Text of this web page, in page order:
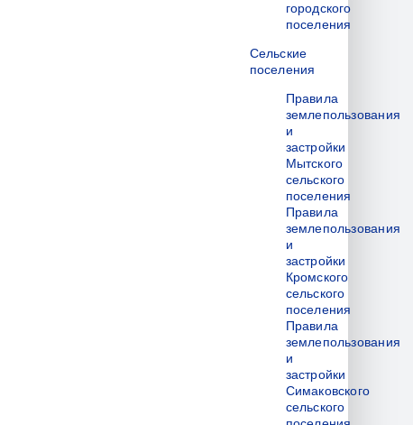
городского
поселения
Сельские
поселения
Правила
землепользования
и
застройки
Мытского
сельского
поселения
Правила
землепользования
и
застройки
Кромского
сельского
поселения
Правила
землепользования
и
застройки
Симаковского
сельского